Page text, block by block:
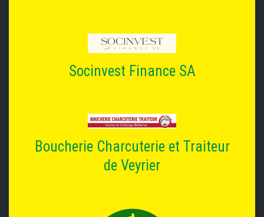
Socinvest Finance SA
Boucherie Charcuterie et Traiteur
de Veyrier